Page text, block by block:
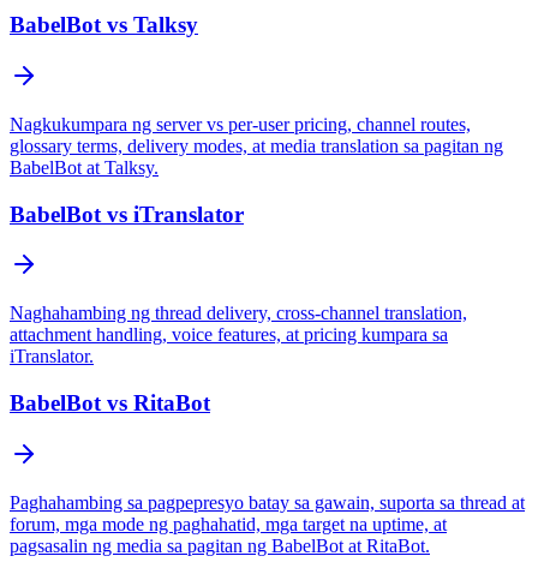
BabelBot vs Talksy
Nagkukumpara ng server vs per-user pricing, channel routes,
glossary terms, delivery modes, at media translation sa pagitan ng
BabelBot at Talksy.
BabelBot vs iTranslator
Naghahambing ng thread delivery, cross-channel translation,
attachment handling, voice features, at pricing kumpara sa
iTranslator.
BabelBot vs RitaBot
Paghahambing sa pagpepresyo batay sa gawain, suporta sa thread at
forum, mga mode ng paghahatid, mga target na uptime, at
pagsasalin ng media sa pagitan ng BabelBot at RitaBot.